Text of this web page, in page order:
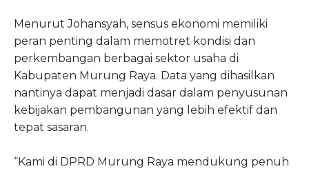
Menurut Johansyah, sensus ekonomi memiliki
peran penting dalam memotret kondisi dan
perkembangan berbagai sektor usaha di
Kabupaten Murung Raya. Data yang dihasilkan
nantinya dapat menjadi dasar dalam penyusunan
kebijakan pembangunan yang lebih efektif dan
tepat sasaran.
“Kami di DPRD Murung Raya mendukung penuh